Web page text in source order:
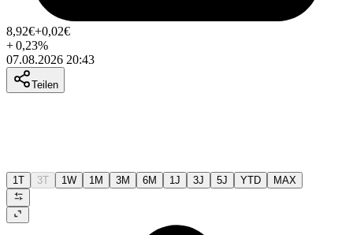
8,92€+0,02€
+0,23%
07.08.2026 20:43
Teilen
1T 3T 1W 1M 3M 6M 1J 3J 5J YTD MAX